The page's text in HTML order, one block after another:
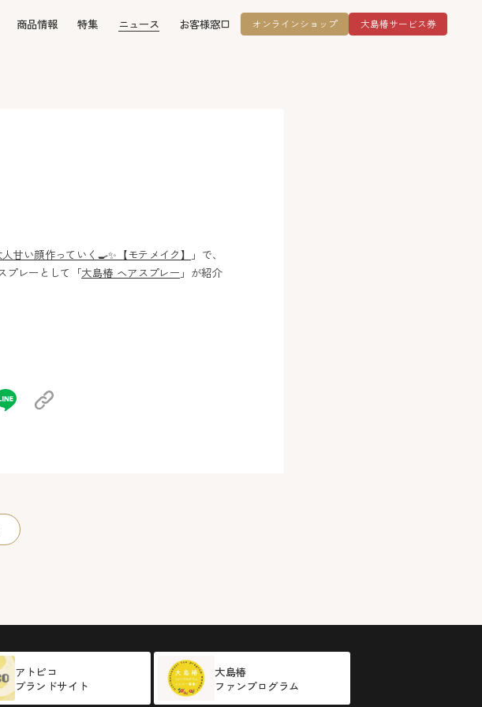
商品情報 特集 ニュース お客様窓口 オンラインショップ 大島椿サービス券
甘い顔作っていく🍳✨【モテメイク】 」で、
プレーとして「大島椿 ヘアスプレー 」が紹介
アトピコ
ブランドサイト
大島椿
ファンプログラム